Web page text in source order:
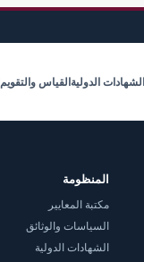
الشهادات الدولية القياس والتقويم
المنظومة
مكتبة المعايير
السياسات والوثائق
الشهادات الدولية